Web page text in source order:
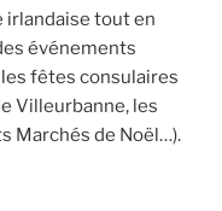
tout en
événements
fêtes consulaires
Villeurbanne, les
Marchés de Noël…).